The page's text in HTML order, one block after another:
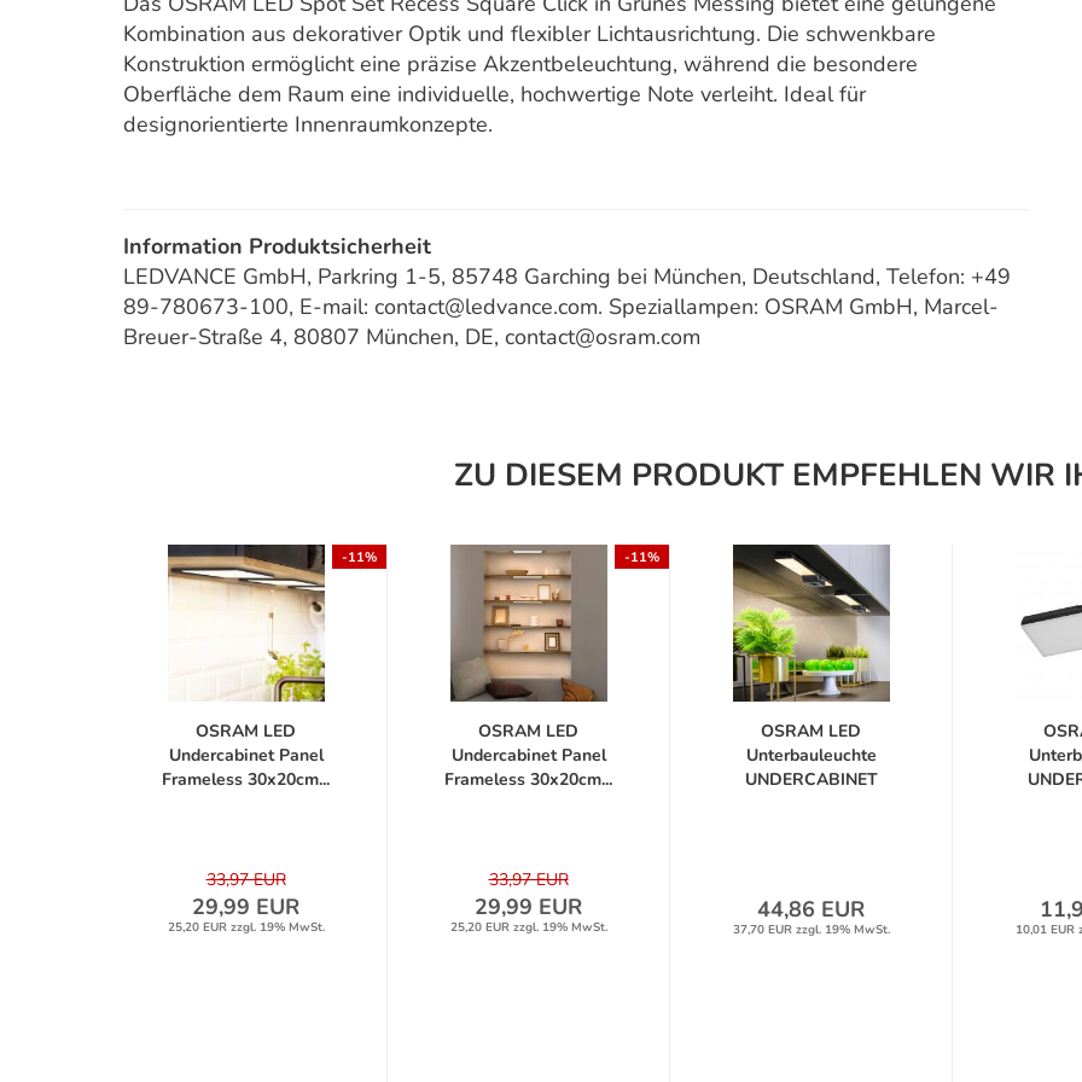
Kombination aus dekorativer Optik und flexibler Lichtausrichtung. Die schwenkbare
Konstruktion ermöglicht eine präzise Akzentbeleuchtung, während die besondere
Oberfläche dem Raum eine individuelle, hochwertige Note verleiht. Ideal für
designorientierte Innenraumkonzepte.
Information Produktsicherheit
LEDVANCE GmbH, Parkring 1-5, 85748 Garching bei München, Deutschland, Telefon: +49
89-780673-100, E-mail: contact@ledvance.com. Speziallampen: OSRAM GmbH, Marcel-
Breuer-Straße 4, 80807 München, DE, contact@osram.com
ZU DIESEM PRODUKT EMPFEHLEN WIR
-11%
OSRAM LED
Undercabinet Panel
Frameless 30x20cm...
33,97 EUR
29,99 EUR
25,20 EUR zzgl. 19% MwSt.
-11%
OSRAM LED
Undercabinet Panel
Frameless 30x20cm...
33,97 EUR
29,99 EUR
25,20 EUR zzgl. 19% MwSt.
OSRAM LED
Unterbauleuchte
UNDERCABINET
44,86 EUR
37,70 EUR zzgl. 19% MwSt. 10,01 EUR